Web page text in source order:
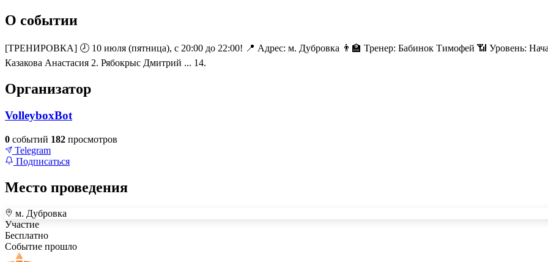
О событии
[ТРЕНИРОВКА] 🕗 10 июля (пятница), с 20:00 до 22:00! 📍 Адрес: м. Дубровка 👨‍🏫 Тренер: Бабинок Тимофей 📶 Уровень:
Казакова Анастасия 2. Рябокрыс Дмитрий ... 14.
Организатор
VolleyboxBot
0 событий 182 просмотров
Telegram
Подписаться
Место проведения
+
–
м. Дубровка
Участие
Бесплатно
Событие прошло